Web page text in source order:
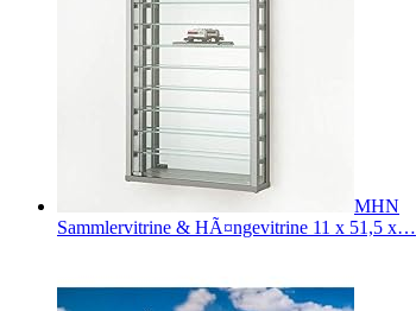
MHN
Sammlervitrine & HÃ¤ngevitrine 11 x 51,5 x…